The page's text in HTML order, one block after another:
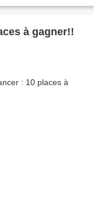
à gagner!!